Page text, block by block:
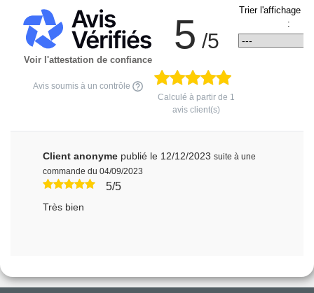
Voir l'attestation de confiance
Avis soumis à un contrôle
5 /5
Calculé à partir de 1
avis client(s)
Trier l'affichage
:
Client anonyme publié le 12/12/2023 suite à une
commande du 04/09/2023
5/5
Très bien